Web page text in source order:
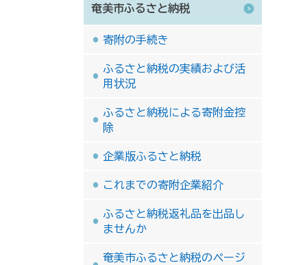
奄美市ふるさと納税
寄附の手続き
ふるさと納税の実績および活
用状況
ふるさと納税による寄附金控
除
企業版ふるさと納税
これまでの寄附企業紹介
ふるさと納税返礼品を出品し
ませんか
奄美市ふるさと納税のページ